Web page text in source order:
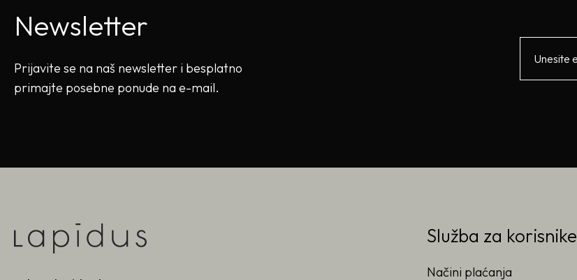
Newsletter
Prijavite se na naš newsletter i besplatno
primajte posebne ponude na e-mail.
Služba za korisnike
Načini plaćanja